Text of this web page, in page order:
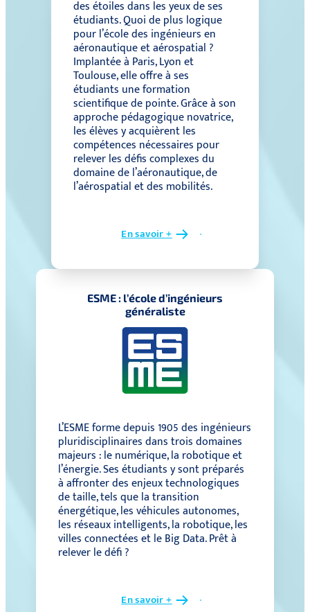
des étoiles dans les yeux de ses
étudiants. Quoi de plus logique
pour l’école des ingénieurs en
aéronautique et aérospatial ?
Implantée à Paris, Lyon et
Toulouse, elle offre à ses
étudiants une formation
scientifique de pointe. Grâce à son
approche pédagogique novatrice,
les élèves y acquièrent les
compétences nécessaires pour
relever les défis complexes du
domaine de l’aéronautique, de
l’aérospatial et des mobilités.
En savoir +
ESME : l’école d’ingénieurs
généraliste
L’ESME forme depuis 1905 des ingénieurs
pluridisciplinaires dans trois domaines
majeurs : le numérique, la robotique et
l’énergie. Ses étudiants y sont préparés
à affronter des enjeux technologiques
de taille, tels que la transition
énergétique, les véhicules autonomes,
les réseaux intelligents, la robotique, les
villes connectées et le Big Data. Prêt à
relever le défi ?
En savoir +